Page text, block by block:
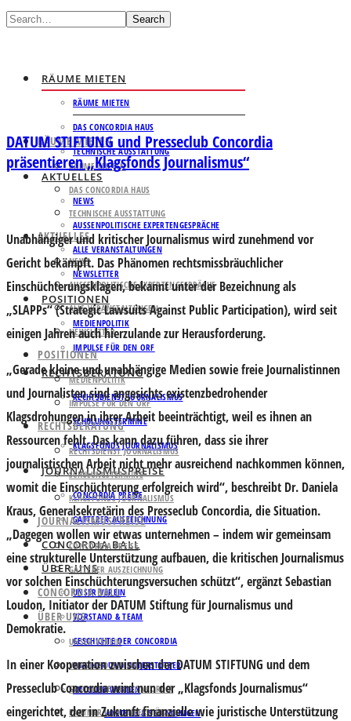
Search
RÄUME MIETEN
RÄUME MIETEN
DAS CONCORDIA HAUS
TECHNISCHE AUSSTATTUNG
AKTUELLES
NEWS
AUSSENPOLITISCHE EXPERTENGESPRÄCHE
ALLE VERANSTALTUNGEN
NEWSLETTER
POSITIONEN
MEDIENPOLITIK
IMPULSE FÜR DEN ORF
RECHTSBERATUNG
RECHTSDIENST JOURNALISMUS
SCHULUNGSTERMINE
KLAGSFONDS JOURNALISMUS
JOURNALISMUSPREISE
CONCORDIA PREISE
GATTERER AUSZEICHNUNG
CONCORDIA BALL
ÜBER UNS
UNSER VEREIN
VORSTAND & TEAM
GESCHICHTE DER CONCORDIA
PARTNER UND UNTERSTÜTZER
MITGLIED WERDEN
VORTEILE & BEDINGUNGEN
RÄUME MIETEN
RÄUME MIETEN
DAS CONCORDIA HAUS
TECHNISCHE AUSSTATTUNG
AKTUELLES
NEWS
AUSSENPOLITISCHE EXPERTENGESPRÄCHE
ALLE VERANSTALTUNGEN
NEWSLETTER
POSITIONEN
MEDIENPOLITIK
IMPULSE FÜR DEN ORF
RECHTSBERATUNG
RECHTSDIENST JOURNALISMUS
SCHULUNGSTERMINE
KLAGSFONDS JOURNALISMUS
JOURNALISMUSPREISE
CONCORDIA PREISE
GATTERER AUSZEICHNUNG
CONCORDIA BALL
ÜBER UNS
UNSER VEREIN
VORSTAND & TEAM
GESCHICHTE DER CONCORDIA
PARTNER UND UNTERSTÜTZER
DATUM STIFTUNG und Presseclub Concordia
präsentieren „Klagsfonds Journalismus“
Unabhängiger und kritischer Journalismus wird zunehmend vor
Gericht bekämpft. Das Phänomen rechtsmissbräuchlicher
Einschüchterungsklagen, bekannt unter der Bezeichnung als
„SLAPPs“ (Strategic Lawsuits Against Public Participation), wird seit
einigen Jahren auch hierzulande zur Herausforderung.
„Gerade kleine und unabhängige Medien sowie freie Journalistinnen
und Journalisten sind angesichts existenzbedrohender
Klagsdrohungen in ihrer Arbeit beeinträchtigt, weil es ihnen an
Ressourcen fehlt. Das kann dazu führen, dass sie ihrer
journalistischen Arbeit nicht mehr ausreichend nachkommen können,
womit die Einschüchterung erfolgreich wird“, beschreibt Dr. Daniela
Kraus, Generalsekretärin des Presseclub Concordia, die Situation.
„Dagegen wollen wir etwas unternehmen – indem wir gemeinsam
eine strukturelle Unterstützung aufbauen, die kritischen Journalismus
vor solchen Einschüchterungsversuchen schützt“, ergänzt Sebastian
Loudon, Initiator der DATUM Stiftung für Journalismus und
Demokratie.
In einer Kooperation zwischen der DATUM STIFTUNG und dem
Presseclub Concordia wird nun der „Klagsfonds Journalismus“
eingerichtet, der in Zukunft finanzielle wie juristische Unterstützung